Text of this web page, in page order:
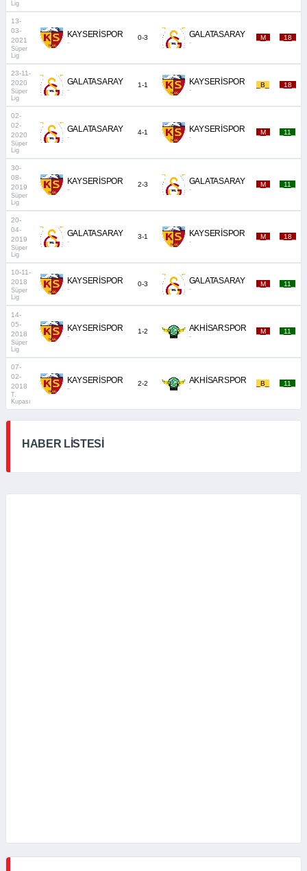
Lig
13-
03-
2021
Süper
Lig
KAYSERİSPOR
-
0-3 GALATASARAY
-
_M_ _18_
23-11-
2020
Süper
Lig
GALATASARAY
-
1-1 KAYSERİSPOR
-
_B_ _18_
02-
02-
2020
Süper
Lig
GALATASARAY
-
4-1 KAYSERİSPOR
-
_M_ _11_
30-
08-
2019
Süper
Lig
KAYSERİSPOR
-
2-3 GALATASARAY
-
_M_ _11_
20-
04-
2019
Süper
Lig
GALATASARAY
-
3-1 KAYSERİSPOR
-
_M_ _18_
10-11-
2018
Süper
Lig
KAYSERİSPOR
-
0-3 GALATASARAY
-
_M_ _11_
14-
05-
2018
Süper
Lig
KAYSERİSPOR
-
1-2 AKHİSARSPOR
-
_M_ _11_
07-
02-
2018
T.
Kupası
KAYSERİSPOR
-
2-2 AKHİSARSPOR
-
_B_ _11_
HABER LİSTESİ